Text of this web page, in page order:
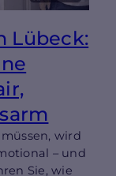
Lübeck:
wird
– und
Sie, wie